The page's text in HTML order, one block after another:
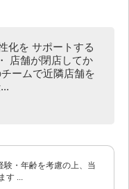
化を サポートする
店舗が閉店してか
ームで近隣店舗を
・年齢を考慮の上、当
す ...